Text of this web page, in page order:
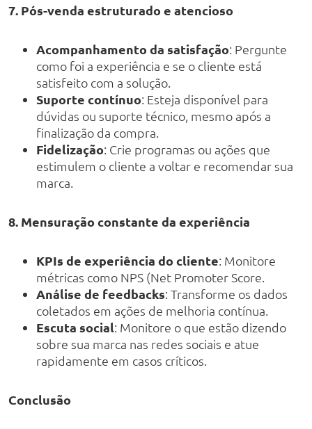
7. Pós-venda estruturado e atencioso
Acompanhamento da satisfação: Pergunte
como foi a experiência e se o cliente está
satisfeito com a solução.
Suporte contínuo: Esteja disponível para
dúvidas ou suporte técnico, mesmo após a
finalização da compra.
Fidelização: Crie programas ou ações que
estimulem o cliente a voltar e recomendar sua
marca.
8. Mensuração constante da experiência
KPIs de experiência do cliente: Monitore
métricas como NPS (Net Promoter Score.
Análise de feedbacks: Transforme os dados
coletados em ações de melhoria contínua.
Escuta social: Monitore o que estão dizendo
sobre sua marca nas redes sociais e atue
rapidamente em casos críticos.
Conclusão